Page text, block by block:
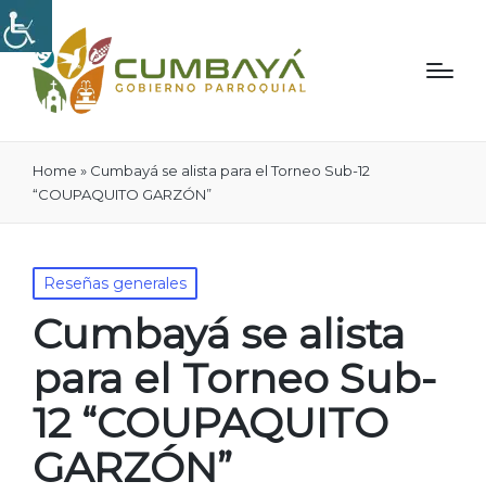
Home » Cumbayá se alista para el Torneo Sub-12
“COUPAQUITO GARZÓN”
Publicado
en
Reseñas generales
Cumbayá se alista
para el Torneo Sub-
12 “COUPAQUITO
GARZÓN”